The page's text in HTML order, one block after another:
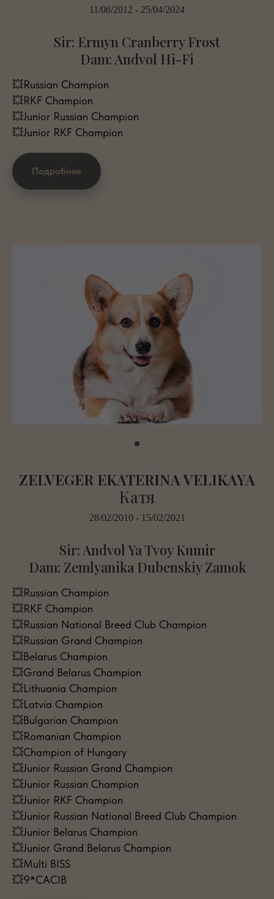
11/06/2012 - 25/04/2024
Sir: Ermyn Cranberry Frost
Dam: Andvol Hi-Fi
💥Russian Champion
💥RKF Champion
💥Junior Russian Champion
💥Junior RKF Champion
Подробнее
ZELVEGER EKATERINA VELIKAYA
Катя
28/02/2010 - 15/02/2021
Sir: Andvol Ya Tvoy Kumir
Dam: Zemlyanika Dubenskiy Zamok
💥Russian Champion
💥RKF Champion
💥Russian National Breed Club Champion
💥Russian Grand Champion
💥Belarus Champion
💥Grand Belarus Champion
💥Lithuania Champion
💥Latvia Champion
💥Bulgarian Champion
💥Romanian Champion
💥Champion of Hungary
💥Junior Russian Grand Champion
💥Junior Russian Champion
💥Junior RKF Champion
💥Junior Russian National Breed Club Champion
💥Junior Belarus Champion
💥Junior Grand Belarus Champion
💥Multi BISS
💥9*CACIB